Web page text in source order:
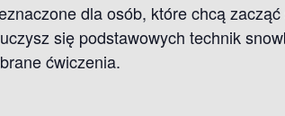
dla osób, które chcą
się podstawowych technik
ćwiczenia.